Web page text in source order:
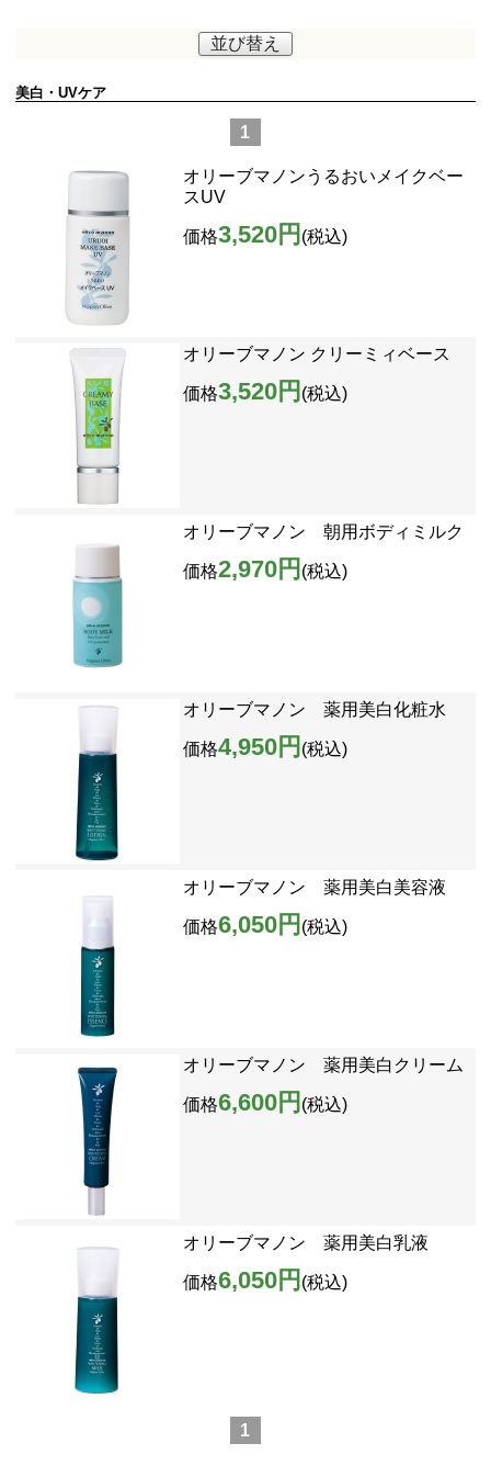
並び替え
美白・UVケア
1
オリーブマノンうるおいメイクベー
スUV
価格3,520円 (税込)
オリーブマノン クリーミィベース
価格3,520円 (税込)
オリーブマノン 朝用ボディミルク
価格2,970円 (税込)
オリーブマノン 薬用美白化粧水
価格4,950円 (税込)
オリーブマノン 薬用美白美容液
価格6,050円 (税込)
オリーブマノン 薬用美白クリーム
価格6,600円 (税込)
オリーブマノン 薬用美白乳液
価格6,050円 (税込)
1